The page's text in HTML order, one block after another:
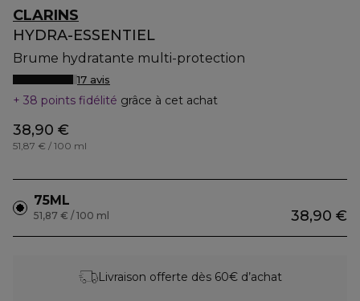
CLARINS
HYDRA-ESSENTIEL
Brume hydratante multi-protection
17 avis
38 points fidélité grâce à cet achat
38,90 €
51,87 € / 100 ml
75ML
38,90 €
51,87 € / 100 ml
Livraison offerte dès 60€ d’achat